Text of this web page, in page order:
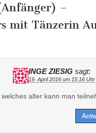
–
mit Tänzerin
INGE ZIESIG sagt:
19. April 2016 um 15:16 Uhr
alter kann man